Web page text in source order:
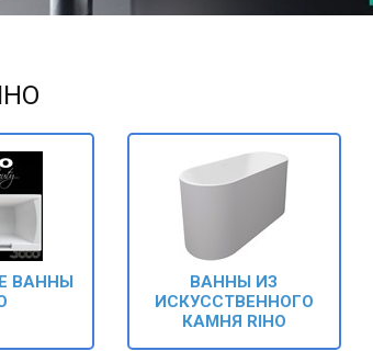
ВАННЫ
ВАННЫ ИЗ
ИСКУССТВЕННОГО
КАМНЯ RIHO